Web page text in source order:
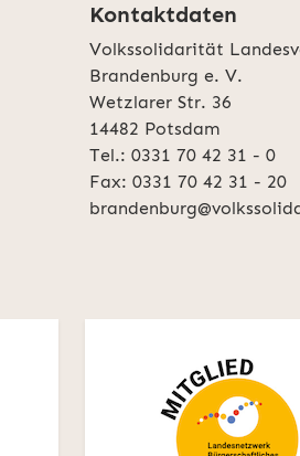
Kontaktdaten
Volkssolidarität
Brandenburg e. V.
Wetzlarer Str. 36
14482 Potsdam
Tel.: 0331 70 42 31 - 0
Fax: 0331 70 42 31 - 20